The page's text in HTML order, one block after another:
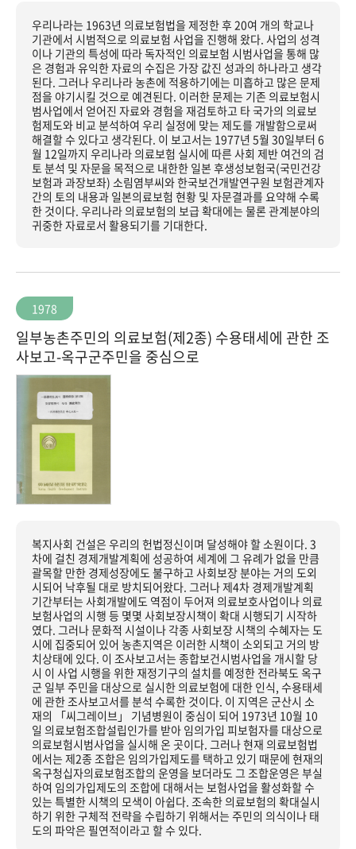
우리나라는 1963년 의료보험법을 제정한 후 20여 개의 학교나
기관에서 시범적으로 의료보험 사업을 진행해 왔다. 사업의 성격
이나 기관의 특성에 따라 독자적인 의료보험 시범사업을 통해 많
은 경험과 유익한 자료의 수집은 가장 값진 성과의 하나라고 생각
된다. 그러나 우리나라 농촌에 적용하기에는 미흡하고 많은 문제
점을 야기시킬 것으로 예견된다. 이러한 문제는 기존 의료보험시
범사업에서 얻어진 자료와 경험을 재검토하고 타 국가의 의료보
험제도와 비교 분석하여 우리 실정에 맞는 제도를 개발함으로써
해결할 수 있다고 생각된다. 이 보고서는 1977년 5월 30일부터 6
월 12일까지 우리나라 의료보험 실시에 따른 사회 제반 여건의 검
토 분석 및 자문을 목적으로 내한한 일본 후생성보험국(국민건강
보험과 과장보좌) 소림염부씨와 한국보건개발연구원 보험관계자
간의 토의 내용과 일본의료보험 현황 및 자문결과를 요약해 수록
한 것이다. 우리나라 의료보험의 보급 확대에는 물론 관계분야의
귀중한 자료로서 활용되기를 기대한다.
1978
일부농촌주민의 의료보험(제2종) 수용태세에 관한 조
사보고-옥구군주민을 중심으로
복지사회 건설은 우리의 헌법정신이며 달성해야 할 소원이다. 3
차에 걸친 경제개발계획에 성공하여 세계에 그 유례가 없을 만큼
괄목할 만한 경제성장에도 불구하고 사회보장 분야는 거의 도외
시되어 낙후될 대로 방치되어왔다. 그러나 제4차 경제개발계획
기간부터는 사회개발에도 역점이 두어져 의료보호사업이나 의료
보험사업의 시행 등 몇몇 사회보장시책이 확대 시행되기 시작하
였다. 그러나 문화적 시설이나 각종 사회보장 시책의 수혜자는 도
시에 집중되어 있어 농촌지역은 이러한 시책이 소외되고 거의 방
치상태에 있다. 이 조사보고서는 종합보건시범사업을 개시할 당
시 이 사업 시행을 위한 재정기구의 설치를 예정한 전라북도 옥구
군 일부 주민을 대상으로 실시한 의료보험에 대한 인식, 수용태세
에 관한 조사보고서를 분석 수록한 것이다. 이 지역은 군산시 소
재의 「씨그레이브」 기념병원이 중심이 되어 1973년 10월 10
일 의료보험조합설립인가를 받아 임의가입 피보험자를 대상으로
의료보험시범사업을 실시해 온 곳이다. 그러나 현재 의료보험법
에서는 제2종 조합은 임의가입제도를 택하고 있기 때문에 현재의
옥구청십자의료보험조합의 운영을 보더라도 그 조합운영은 부실
하여 임의가입제도의 조합에 대해서는 보험사업을 활성화할 수
있는 특별한 시책의 모색이 아쉽다. 조속한 의료보험의 확대실시
하기 위한 구체적 전략을 수립하기 위해서는 주민의 의식이나 태
도의 파악은 필연적이라고 할 수 있다.